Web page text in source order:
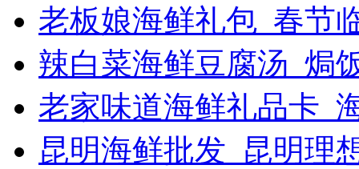
老板娘海鲜礼包_春节
辣白菜海鲜豆腐汤_焗
老家味道海鲜礼品卡_
昆明海鲜批发_昆明理